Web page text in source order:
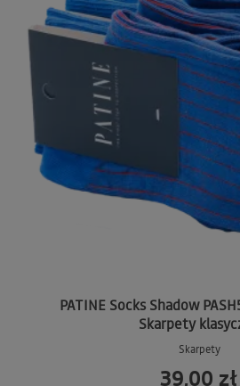
PATINE Socks Shadow
Skarpety
Skarpety
39,00 zł